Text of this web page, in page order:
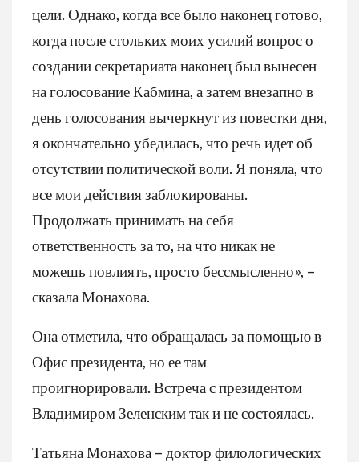
цели. Однако, когда все было наконец готово,
когда после стольких моих усилий вопрос о
создании секретариата наконец был вынесен
на голосование Кабмина, а затем внезапно в
день голосования вычеркнут из повестки дня,
я окончательно убедилась, что речь идет об
отсутствии политической воли. Я поняла, что
все мои действия заблокированы.
Продолжать принимать на себя
ответственность за то, на что никак не
можешь повлиять, просто бессмысленно», –
сказала Монахова.
Она отметила, что обращалась за помощью в
Офис президента, но ее там
проигнорировали. Встреча с президентом
Владимиром Зеленским так и не состоялась.
Татьяна Монахова – доктор филологических